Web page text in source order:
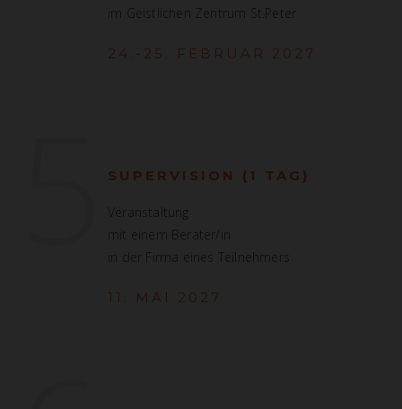
im Geistlichen Zentrum St.Peter
24.-25. FEBRUAR 2027
SUPERVISION (1 TAG)
Veranstaltung
mit einem Berater/in
in der Firma eines Teilnehmers
11. MAI 2027